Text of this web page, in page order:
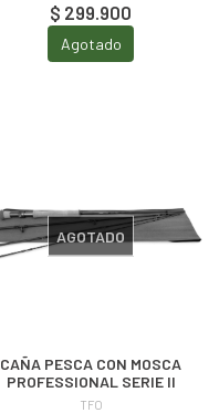
$ 299.900
Agotado
AGOTADO
CAÑA PESCA CON MOSCA
PROFESSIONAL SERIE II
TFO